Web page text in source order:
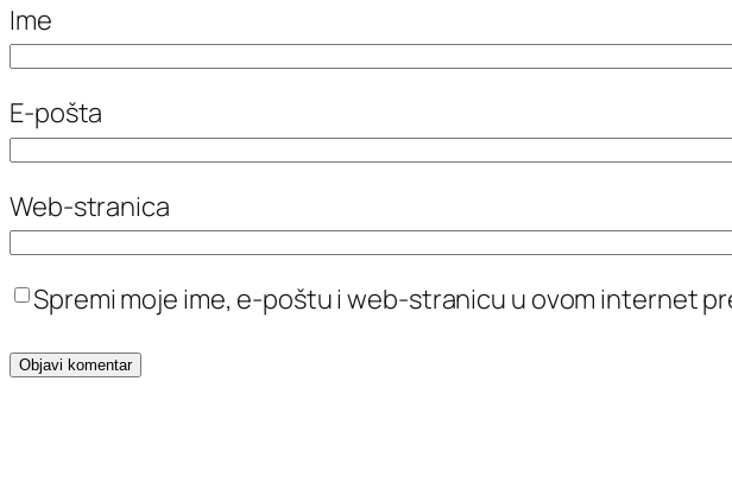
Ime
E-pošta
Web-stranica
Spremi moje ime, e-poštu i web-stranicu u ovom internet